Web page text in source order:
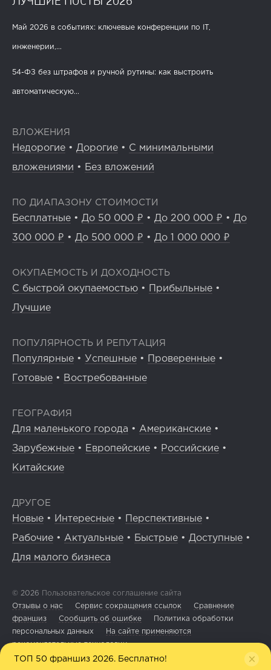
Май 2026 в событиях: ключевые конференции по IT,
инженерии,...
54-ФЗ без штрафов и ручной рутины: как выстроить
автоматическую...
ВЛОЖЕНИЯ
Недорогие • Дорогие • С минимальными
вложениями • Без вложений
ПО ДИАПАЗОНУ СТОИМОСТИ
Бесплатные • До 50 000 ₽ • До 200 000 ₽ • До
300 000 ₽ • До 500 000 ₽ • До 1 000 000 ₽
ОКУПАЕМОСТЬ И ДОХОДНОСТЬ
С быстрой окупаемостью • Прибыльные •
Лучшие
ПОПУЛЯРНОСТЬ И РЕПУТАЦИЯ
Популярные • Успешные • Проверенные •
Готовые • Востребованные
ГЕОГРАФИЯ
Для маленького города • Американские •
Зарубежные • Европейские • Российские •
Китайские
ДРУГОЕ
Новые • Интересные • Перспективные •
Рабочие • Актуальные • Быстрые • Доступные •
Для малого бизнеса
© 2026 Пользовательское соглашение сайта
Отзывы о нас
Сервис сокращения ссылок
Сравнение
франшиз
Сообщить об ошибке
Политика обработки
персональных данных
На сайте применяются
рекомендательные технологии
ТОП 50 франшиз 2026. Бесплатно!